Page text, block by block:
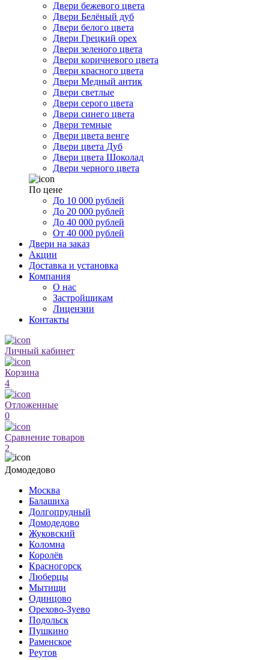
Двери бежевого цвета
Двери Белёный дуб
Двери белого цвета
Двери Грецкий орех
Двери зеленого цвета
Двери коричневого цвета
Двери красного цвета
Двери Медный антик
Двери светлые
Двери серого цвета
Двери синего цвета
Двери темные
Двери цвета венге
Двери цвета Дуб
Двери цвета Шоколад
Двери черного цвета
По цене
До 10 000 рублей
До 20 000 рублей
До 40 000 рублей
От 40 000 рублей
Двери на заказ
Акции
Доставка и установка
Компания
О нас
Застройщикам
Лицензии
Контакты
Личный кабинет
Корзина
4
Отложенные
0
Сравнение товаров
2
Домодедово
Москва
Балашиха
Долгопрудный
Домодедово
Жуковский
Коломна
Королёв
Красногорск
Люберцы
Мытищи
Одинцово
Орехово-Зуево
Подольск
Пушкино
Раменское
Реутов